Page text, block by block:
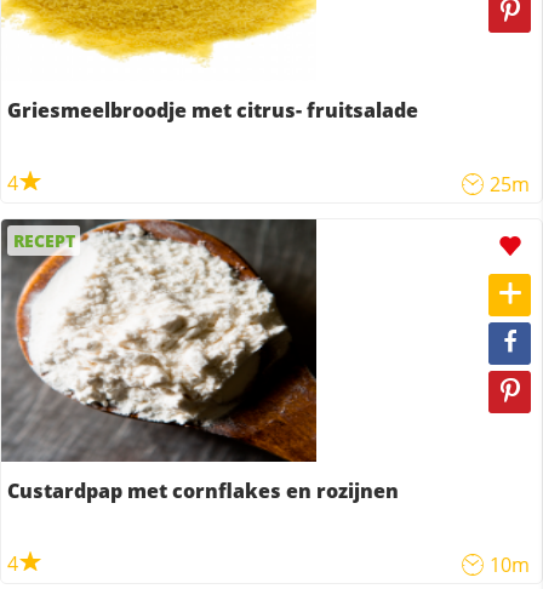
Griesmeelbroodje met citrus- fruitsalade
4 25m
RECEPT
Custardpap met cornflakes en rozijnen
4 10m